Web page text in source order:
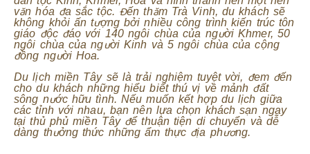
văn hóa đa sắc tộc. Đến thăm Trà Vinh, du khách sẽ
không khỏi ấn tượng bởi nhiều công trình kiến trúc tôn
giáo độc đáo với 140 ngôi chùa của người Khmer, 50
ngôi chùa của người Kinh và 5 ngôi chùa của cộng
đồng người Hoa.
Du lịch miền Tây sẽ là trải nghiệm tuyệt vời, đem đến
cho du khách những hiểu biết thú vị về mảnh đất
sông nước hữu tình. Nếu muốn kết hợp du lịch giữa
các tỉnh với nhau, bạn nên lựa chọn khách sạn ngay
tại thủ phủ miền Tây để thuận tiện di chuyển và dễ
dàng thưởng thức những ẩm thực địa phương.